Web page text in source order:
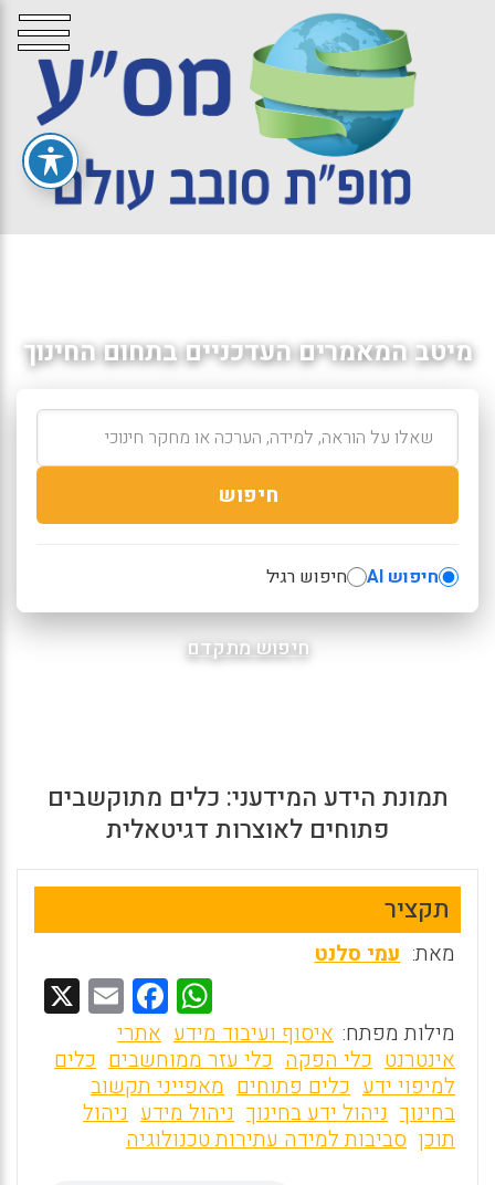
מיטב המאמרים העדכניים בתחום החינוך
חיפוש
חיפוש AI חיפוש רגיל
חיפוש מתקדם
תמונת הידע המידעני: כלים מתוקשבים
פתוחים לאוצרות דגיטאלית
תקציר
מאת: עמי סלנט
W
h
at
s
A
F
a
ce
b
o
E
m
ai
l
מילות מפתח: איסוף ועיבוד מידע אתרי
אינטרנט כלי הפקה כלי עזר ממוחשבים כלים
למיפוי ידע כלים פתוחים מאפייני תקשוב
בחינוך ניהול ידע בחינוך ניהול מידע ניהול
תוכן סביבות למידה עתירות טכנולוגיה